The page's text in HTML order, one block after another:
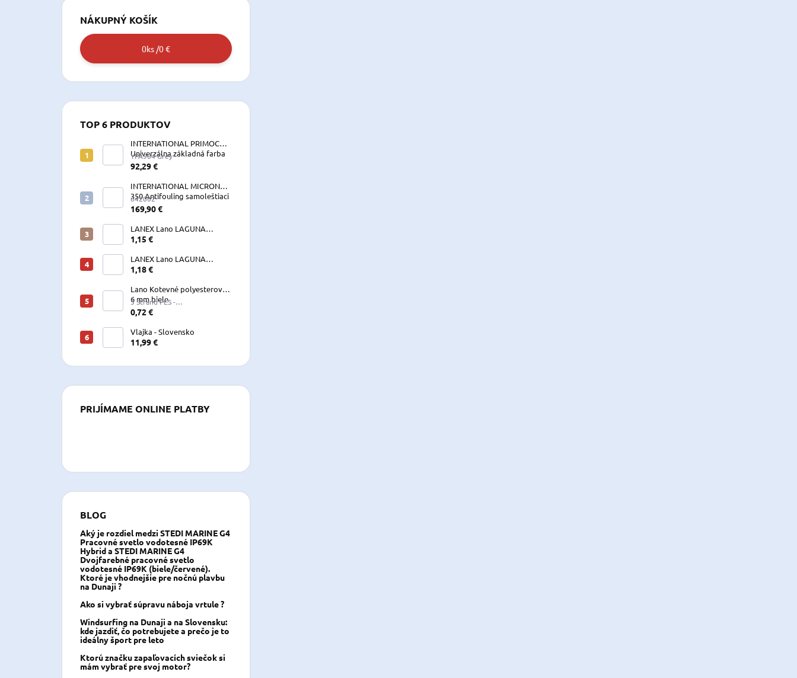
NÁKUPNÝ KOŠÍK
0ks /0 €
TOP 6 PRODUKTOV
INTERNATIONAL PRIMOCON
Univerzálna základná farba
2,5 L sivá
YPA984 Grey
92,29 €
INTERNATIONAL MICRON
350 Antifouling samoleštiaci
2,5 L
642002
169,90 €
LANEX Lano LAGUNA
vyväzovacie, kotevné
1,15 €
LANEX Lano LAGUNA
vyväzovacie, kotevné
1,18 €
Lano Kotevné polyesterové
6 mm biele
3 Strand PES -
W060LKE5A200R (122060)
0,72 €
Vlajka - Slovensko
11,99 €
PRIJÍMAME ONLINE PLATBY
BLOG
Aký je rozdiel medzi STEDI MARINE G4
Pracovné svetlo vodotesné IP69K
Hybrid a STEDI MARINE G4
Dvojfarebné pracovné svetlo
vodotesné IP69K (biele/červené).
Ktoré je vhodnejšie pre nočnú plavbu
na Dunaji ?
Ako si vybrať súpravu náboja vrtule ?
Windsurfing na Dunaji a na Slovensku:
kde jazdiť, čo potrebujete a prečo je to
ideálny šport pre leto
Ktorú značku zapaľovacích sviečok si
mám vybrať pre svoj motor?